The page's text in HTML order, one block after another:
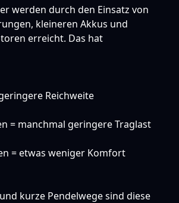
werden durch den Einsatz von
kleineren Akkus und
erreicht. Das hat
Reichweite
= manchmal geringere Traglast
= etwas weniger Komfort
kurze Pendelwege sind diese